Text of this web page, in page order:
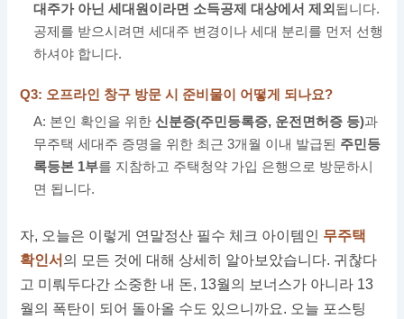
대주가 아닌 세대원이라면 소득공제 대상에서 제외됩니다.
공제를 받으시려면 세대주 변경이나 세대 분리를 먼저 선행
하셔야 합니다.
Q3: 오프라인 창구 방문 시 준비물이 어떻게 되나요?
A: 본인 확인을 위한신분증(주민등록증, 운전면허증 등)과
무주택 세대주 증명을 위한 최근 3개월 이내 발급된 주민등
록등본 1부를 지참하고 주택청약 가입 은행으로 방문하시
면 됩니다.
자, 오늘은 이렇게 연말정산 필수 체크 아이템인 무주택
확인서 의 모든 것에 대해 상세히 알아보았습니다. 귀찮다
고 미뤄두다간 소중한 내 돈, 13월의 보너스가 아니라 13
월의 폭탄이 되어 돌아올 수도 있으니까요. 오늘 포스팅